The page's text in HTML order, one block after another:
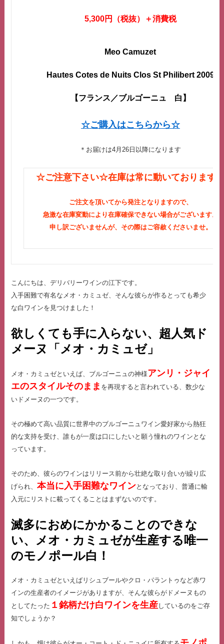
5,300円（税抜）＋消費税
Meo Camuzet
Hautes Cotes de Nuits Clos St Philibert 2009
【フランス／ブルゴーニュ 白 】
☆ご購入はこちらから☆
＊お届けは4月26日以降になります
☆ご注意下さい☆在庫は常に動いております
ご注文を頂いてから発注となりますので、
急激な在庫変動により在庫確保できない場合がございます。
申し訳ございませんが、その際はご容赦くださいませ。
こんにちは、デリバリーワインの江下です。
入手困難で有名なメオ・カミュゼ、そんな彼らが作るとっても希少
な白ワインを見つけました！
欲しくても手に入らない、超人気ド
メーヌ「メオ・カミュゼ」
メオ・カミュゼといえば、ブルゴーニュの神様アンリ・ジャイ
エのスタイルそのまま を再現すると言われている、数少な
いドメーヌの一つです。
その極めて高い品質に世界中のブルゴーニュワイン愛好家から熱狂
的な支持を受け、誰もが一度は口にしたいと願う憧れのワインとな
っています。
そのため、彼らのワインはリリース前から壮絶な取り合いが繰り広
げられ、本当に入手困難なワインとなっており、普通に輸
入元にリストに載ってくることはまずないのです。
滅多におめにかかることのできな
い、メオ・カミュゼが生産する唯一
のモノポール白！
メオ・カミュゼといえばリシュブールやクロ・パラントゥなど赤ワ
インの生産者のイメージがありますが、そんな彼らがドメーヌもの
としてたった １銘柄だけ白ワインを生産しているのをご存
知でしょうか？